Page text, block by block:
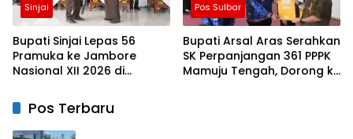
Sinjai
Bupati Sinjai Lepas 56
Pramuka ke Jambore
Nasional XII 2026 di
Pos Sulbar
Bupati Arsal Aras Serahkan
SK Perpanjangan 361 PPPK
Mamuju Tengah, Dorong ki
Pos Terbaru